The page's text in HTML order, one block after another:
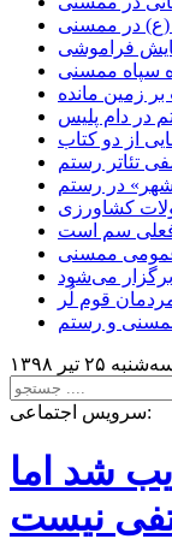
(ع) در ممسنی
فراموشی
سپاه ممسنی
بر زمین مانده
در دام پلیس
از دو کتاب
تئاتر رستم
در رستم
کشاورزی
فعلی سم است
عمومی ممسنی
می‌شود
قوم لُر
و رستم
سرویس اجتماعی:
شد اما
نیست